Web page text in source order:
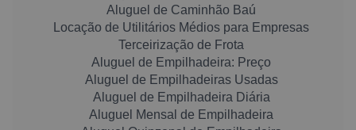
Aluguel de Caminhão Baú
Locação de Utilitários Médios para Empresas
Terceirização de Frota
Aluguel de Empilhadeira: Preço
Aluguel de Empilhadeiras Usadas
Aluguel de Empilhadeira Diária
Aluguel Mensal de Empilhadeira